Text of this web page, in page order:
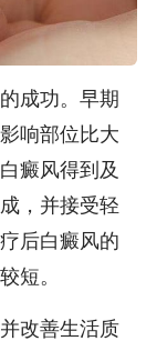
成功。早期
响部位比大
癜风得到及
，并接受轻
后白癜风的
短。
改善生活质